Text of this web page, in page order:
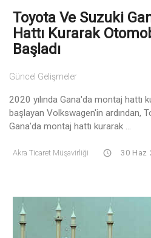
Toyota Ve Suzuki
Hattı Kurarak
Başladı
Güncel Gelişmeler
2020 yılında Gana'da montaj hattı
başlayan Volkswagen'in ardından,
Gana'da montaj hattı kurarak ...
Akra Ticaret Müşavirliği 30 Haz